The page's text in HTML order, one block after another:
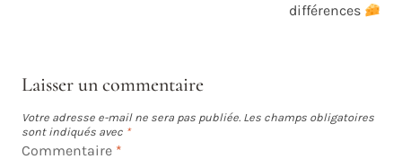
différences
Laisser un commentaire
Votre adresse e-mail ne sera pas publiée. Les champs obligatoires
sont indiqués avec *
Commentaire *